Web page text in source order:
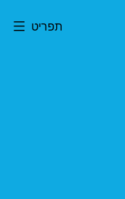
תפריט